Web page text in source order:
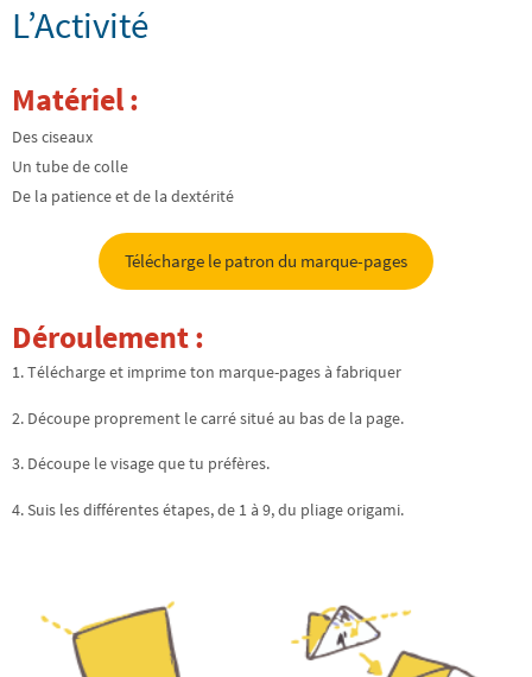
L’Activité
Matériel :
Des ciseaux
Un tube de colle
De la patience et de la dextérité
Télécharge le patron du marque-pages
Déroulement :
1. Télécharge et imprime ton marque-pages à fabriquer
2. Découpe proprement le carré situé au bas de la page.
3. Découpe le visage que tu préfères.
4. Suis les différentes étapes, de 1 à 9, du pliage origami.